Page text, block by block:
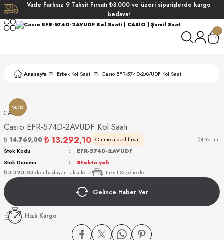
Vade Farksız 9 Taksit Fırsatı ₺3.000 ve üzeri siparişlerde kargo
bedava!
Anasayfa Erkek Kol Saati Casıo EFR-574D-2AVUDF Kol Saati
%10
CASIO
Casıo EFR-574D-2AVUDF Kol Saati
₺ 14.769,00 ₺ 13.292,10 Online'a özel fırsat (0) Yorum
₺ 3.323,03 den başlayan taksitlerle! Taksit Seçenekleri
Stok Kodu
EFR-574D-2AVUDF
Stok Durumu
Stokta yok
Gelince Haber Ver
Hızlı Kargo